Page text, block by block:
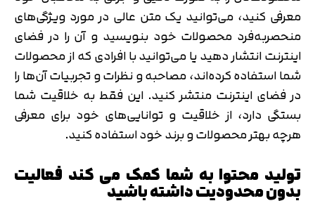
معرفی کنید، می‌توانید یک متن عالی در مورد ویژگی‌های
منحصربه‌فرد محصولات خود بنویسید و آن را در فضای
اینترنت انتشار دهید یا می‌توانید با افرادی که از محصولات
شما استفاده کرده‌اند، مصاحبه و نظرات و تجربیات آن‌ها را
در فضای اینترنت منتشر کنید. این فقط به خلاقیت شما
بستگی دارد، از خلاقیت و توانایی‌های خود برای معرفی
هرچه بهتر محصولات و برند خود استفاده کنید.
تولید محتوا به شما کمک می کند فعالیت
بدون محدودیت داشته باشید